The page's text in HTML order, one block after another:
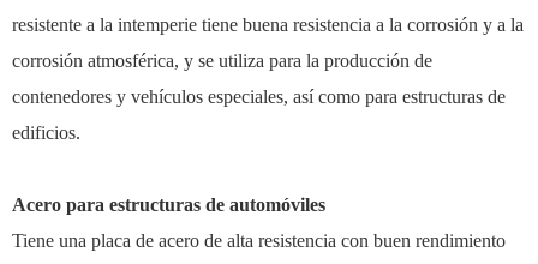
resistente a la intemperie tiene buena resistencia a la corrosión y a la
corrosión atmosférica, y se utiliza para la producción de
contenedores y vehículos especiales, así como para estructuras de
edificios.
Acero para estructuras de automóviles
Tiene una placa de acero de alta resistencia con buen rendimiento